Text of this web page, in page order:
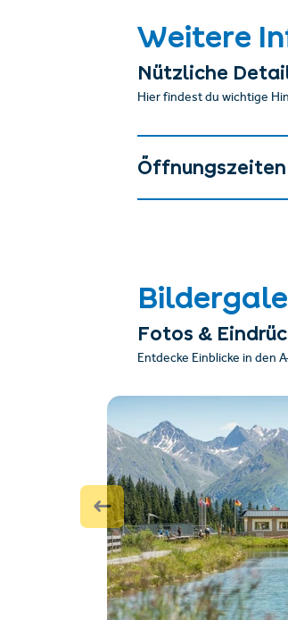
Weitere
Nützliche
Hier findest du wichtige
Öffnungszeiten
Fotos &
Entdecke Einblicke in den